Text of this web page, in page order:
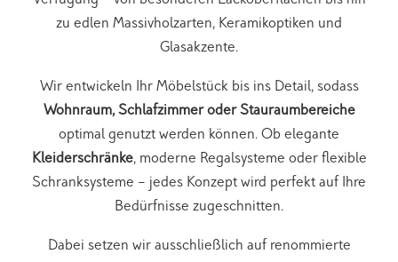
zu edlen Massivholzarten, Keramikoptiken und
Glasakzente.
Wir entwickeln Ihr Möbelstück bis ins Detail, sodass
Wohnraum, Schlafzimmer oder Stauraumbereiche
optimal genutzt werden können. Ob elegante
Kleiderschränke, moderne Regalsysteme oder flexible
Schranksysteme – jedes Konzept wird perfekt auf Ihre
Bedürfnisse zugeschnitten.
Dabei setzen wir ausschließlich auf renommierte